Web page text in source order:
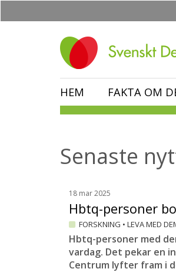
HEM FAKTA OM
Senaste
18 mar 2025
Hbtq-personer
FORSKNING • LEVA MED
Hbtq-personer med
vardag. Det pekar en
Centrum lyfter fram i